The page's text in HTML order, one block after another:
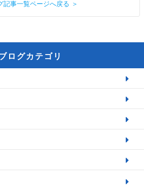
記事一覧ページへ戻る ＞
ログカテゴリ